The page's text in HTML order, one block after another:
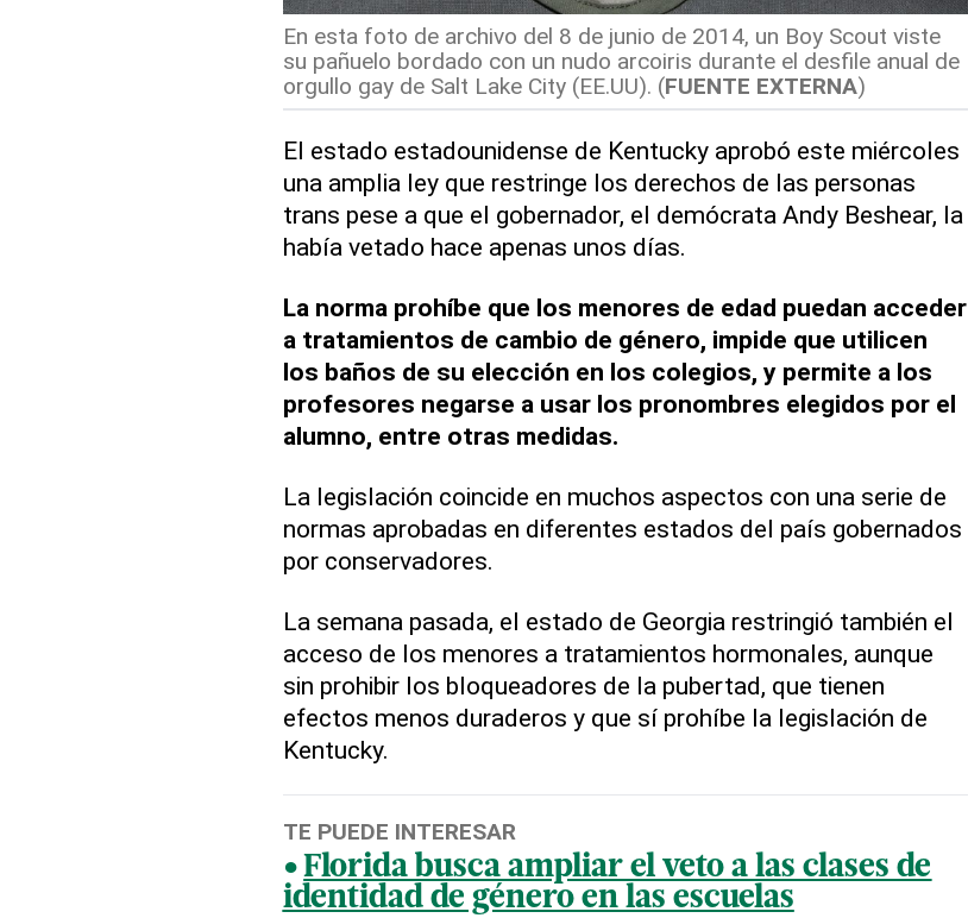
En esta foto de archivo del 8 de junio de 2014, un Boy Scout viste
su pañuelo bordado con un nudo arcoiris durante el desfile anual de
orgullo gay de Salt Lake City (EE.UU). (FUENTE EXTERNA)
El estado estadounidense de Kentucky aprobó este miércoles
una amplia ley que restringe los derechos de las personas
trans pese a que el gobernador, el demócrata Andy Beshear, la
había vetado hace apenas unos días.
La norma prohíbe que los menores de edad puedan acceder
a tratamientos de cambio de género, impide que utilicen
los baños de su elección en los colegios, y permite a los
profesores negarse a usar los pronombres elegidos por el
alumno, entre otras medidas.
La legislación coincide en muchos aspectos con una serie de
normas aprobadas en diferentes estados del país gobernados
por conservadores.
La semana pasada, el estado de Georgia restringió también el
acceso de los menores a tratamientos hormonales, aunque
sin prohibir los bloqueadores de la pubertad, que tienen
efectos menos duraderos y que sí prohíbe la legislación de
Kentucky.
TE PUEDE INTERESAR
Florida busca ampliar el veto a las clases de
identidad de género en las escuelas